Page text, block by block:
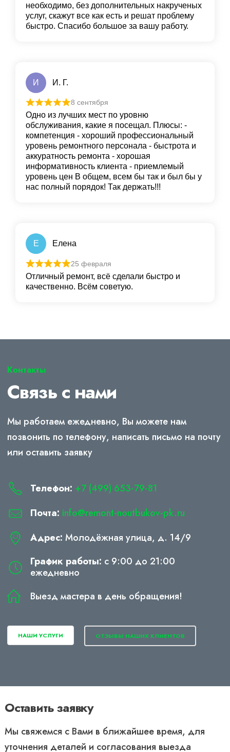
необходимо, без дополнительных накрученых
услуг, скажут все как есть и решат проблему
быстро. Спасибо большое за вашу работу.
И И. Г.
8 сентября
Одно из лучших мест по уровню
обслуживания, какие я посещал. Плюсы: -
компетенция - хороший профессиональный
уровень ремонтного персонала - быстрота и
аккуратность ремонта - хорошая
информативность клиента - приемлемый
уровень цен В общем, всем бы так и был бы у
нас полный порядок! Так держать!!!
Е Елена
25 февраля
Отличный ремонт, всё сделали быстро и
качественно. Всём советую.
Контакты
Связь с нами
Мы работаем ежедневно, Вы можете нам
позвонить по телефону, написать письмо на почту
или оставить заявку
Телефон: +7 (499) 653-79-81
Почта: info@remont-noutbukov-pk.ru
Адрес: Молодёжная улица, д. 14/9
График работы: с 9:00 до 21:00
ежедневно
Выезд мастера в день обращения!
НАШИ УСЛУГИ ОТЗЫВЫ НАШИХ КЛИЕНТОВ
Оставить заявку
Мы свяжемся с Вами в ближайшее время, для
уточнения деталей и согласования выезда